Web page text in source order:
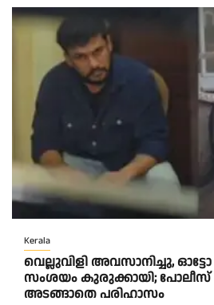
Kerala
വെല്ലുവിളി അവസാനിച്ചു,
സംശയം കുരുക്കായി;
അടങ്ങാതെ പരിഹാസം